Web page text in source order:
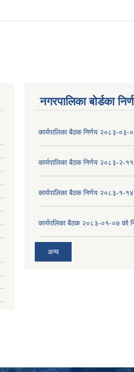
नगरपालिका बोर्डका
कार्यपालिका बैठक निर्णय २०८३-०३-
कार्यपालिका बैठक निर्णय २०८३-२-११
कार्यपालिका बैठक निर्णय २०८३-१-१४
कार्यपलिका बैठक २०८३-०१-०७ को
अन्य